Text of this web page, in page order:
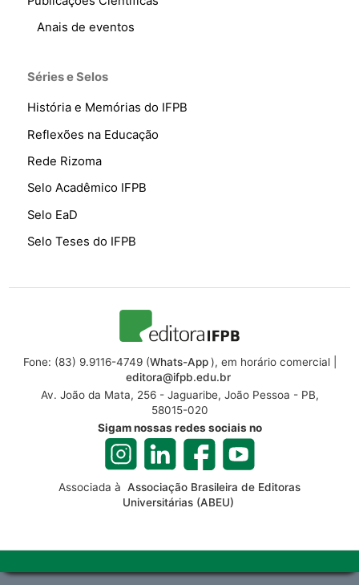
Anais de eventos
Séries e Selos
História e Memórias do IFPB
Reflexões na Educação
Rede Rizoma
Selo Acadêmico IFPB
Selo EaD
Selo Teses do IFPB
Fone: (83) 9.9116-4749 (Whats-App ), em horário comercial |
editora@ifpb.edu.br
Av. João da Mata, 256 - Jaguaribe, João Pessoa - PB,
58015-020
Sigam nossas redes sociais no
Associada à Associação Brasileira de Editoras
Universitárias (ABEU)